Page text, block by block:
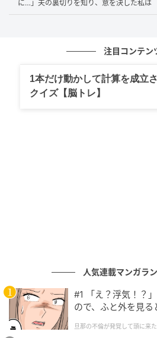
豪遊する義父母と夫…妻の
「父さん母さん、お金のことは
は大喜び！
請求書には100万円近い金額が
「な、なぁ……ここは払ってく
ました。
に…」夫の裏切りを知り、意を決した私は
注目コンテン
1本だけ動かして計算を成立
クイズ【脳トレ】
人気連載マンガラ
#1 「え？浮気！？
ので、ふと外を見
クチャにしてやった
旦那の不倫が発覚して頭に来